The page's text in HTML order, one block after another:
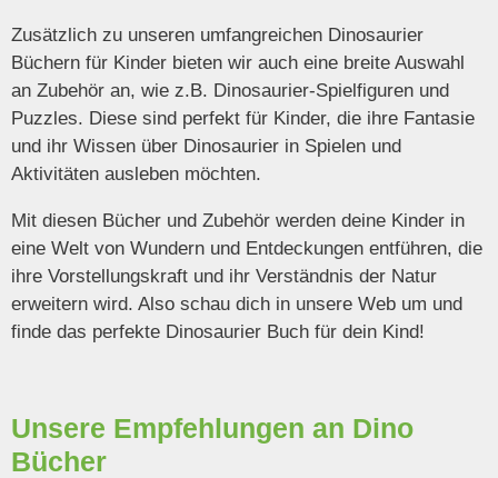
Zusätzlich zu unseren umfangreichen Dinosaurier
Büchern für Kinder bieten wir auch eine breite Auswahl
an Zubehör an, wie z.B. Dinosaurier-Spielfiguren und
Puzzles. Diese sind perfekt für Kinder, die ihre Fantasie
und ihr Wissen über Dinosaurier in Spielen und
Aktivitäten ausleben möchten.
Mit diesen Bücher und Zubehör werden deine Kinder in
eine Welt von Wundern und Entdeckungen entführen, die
ihre Vorstellungskraft und ihr Verständnis der Natur
erweitern wird. Also schau dich in unsere Web um und
finde das perfekte Dinosaurier Buch für dein Kind!
Unsere Empfehlungen an Dino
Bücher